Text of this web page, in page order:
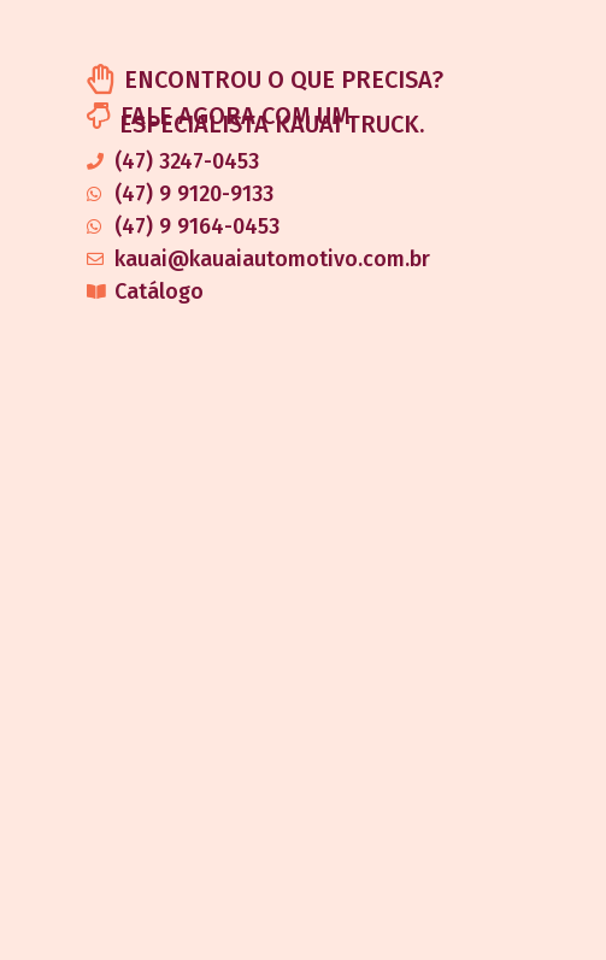
ENCONTROU O QUE PRECISA?
FALE AGORA COM UM
ESPECIALISTA KAUAI TRUCK.
(47) 3247-0453
(47) 9 9120-9133
(47) 9 9164-0453
kauai@kauaiautomotivo.com.br
Catálogo